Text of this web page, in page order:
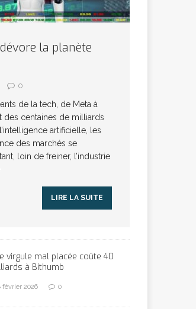
la planète
0
de la tech, de Meta à
des centaines de milliards
artificielle, les
des marchés se
loin de freiner, l’industrie
LIRE LA SUITE
virgule mal placée coûte 40
à Bithumb
février 2026 0